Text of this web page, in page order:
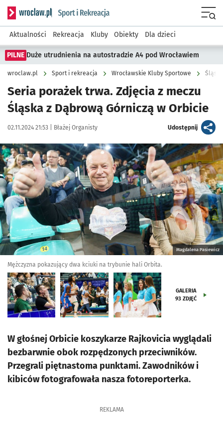
Serwis informacyjny wroclaw.pl podserwis: Sport i rekreacja
Aktualności Rekreacja Kluby Obiekty Dla dzieci
PILNE Duże utrudnienia na autostradzie A4 pod Wrocławiem
wroclaw.pl Sport i rekreacja Wrocławskie Kluby Sportowe Śląsk
Seria porażek trwa. Zdjęcia z meczu
Śląska z Dąbrową Górniczą w Orbicie
Data publikacji:
02.11.2024 21:53 | Autor:
Błażej Organisty Udostępnijartykuł
Kliknij, aby zobaczyć galerię
Magdalena Pasiewicz
Mężczyzna pokazujący dwa kciuki na trybunie hali Orbita.
GALERIA
93 ZDJĘĆ
W głośnej Orbicie koszykarze Rajkovicia wyglądali
bezbarwnie obok rozpędzonych przeciwników.
Przegrali piętnastoma punktami. Zawodników i
kibiców fotografowała nasza fotoreporterka.
REKLAMA